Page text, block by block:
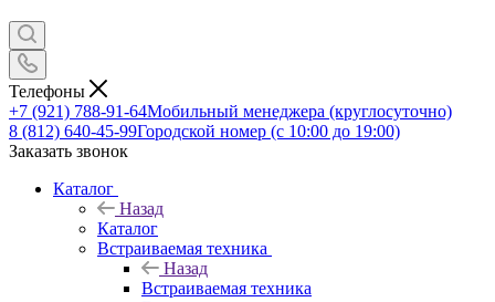
Телефоны
+7 (921) 788-91-64Мобильный менеджера (круглосуточно)
8 (812) 640-45-99Городской номер (с 10:00 до 19:00)
Заказать звонок
Каталог
Назад
Каталог
Встраиваемая техника
Назад
Встраиваемая техника